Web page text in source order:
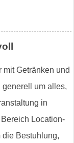
Getränken und
generell um alles,
in
Location-
die Bestuhlung,